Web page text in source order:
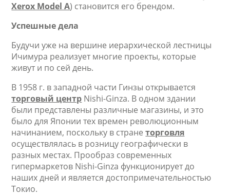
Xerox Model A) становится его брендом.
Успешные дела
Будучи уже на вершине иерархической лестницы
Ичимура реализует многие проекты, которые
живут и по сей день.
В 1958 г. в западной части Гинзы открывается
торговый центр Nishi-Ginza. В одном здании
были представлены различные магазины, и это
было для Японии тех времен революционным
начинанием, поскольку в странеторговля
осуществлялась в розницу географически в
разных местах. Прообраз современных
гипермаркетов Nishi-Ginza функционирует до
наших дней и является достопримечательностью
Токио.